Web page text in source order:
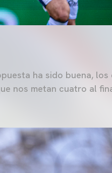
ha sido buena,
nos metan cuatro al